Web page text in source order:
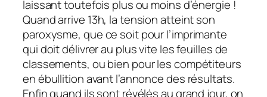
laissant toutefois plus ou moins d’énergie !
Quand arrive 13h, la tension atteint son
paroxysme, que ce soit pour l’imprimante
qui doit délivrer au plus vite les feuilles de
classements, ou bien pour les compétiteurs
en ébullition avant l’annonce des résultats.
Enfin quand ils sont révélés au grand jour, on